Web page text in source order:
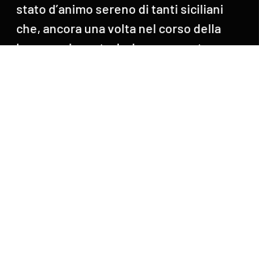
stato d’animo sereno di tanti siciliani
che, ancora una volta nel corso della
loro secolare storia, hanno saputo